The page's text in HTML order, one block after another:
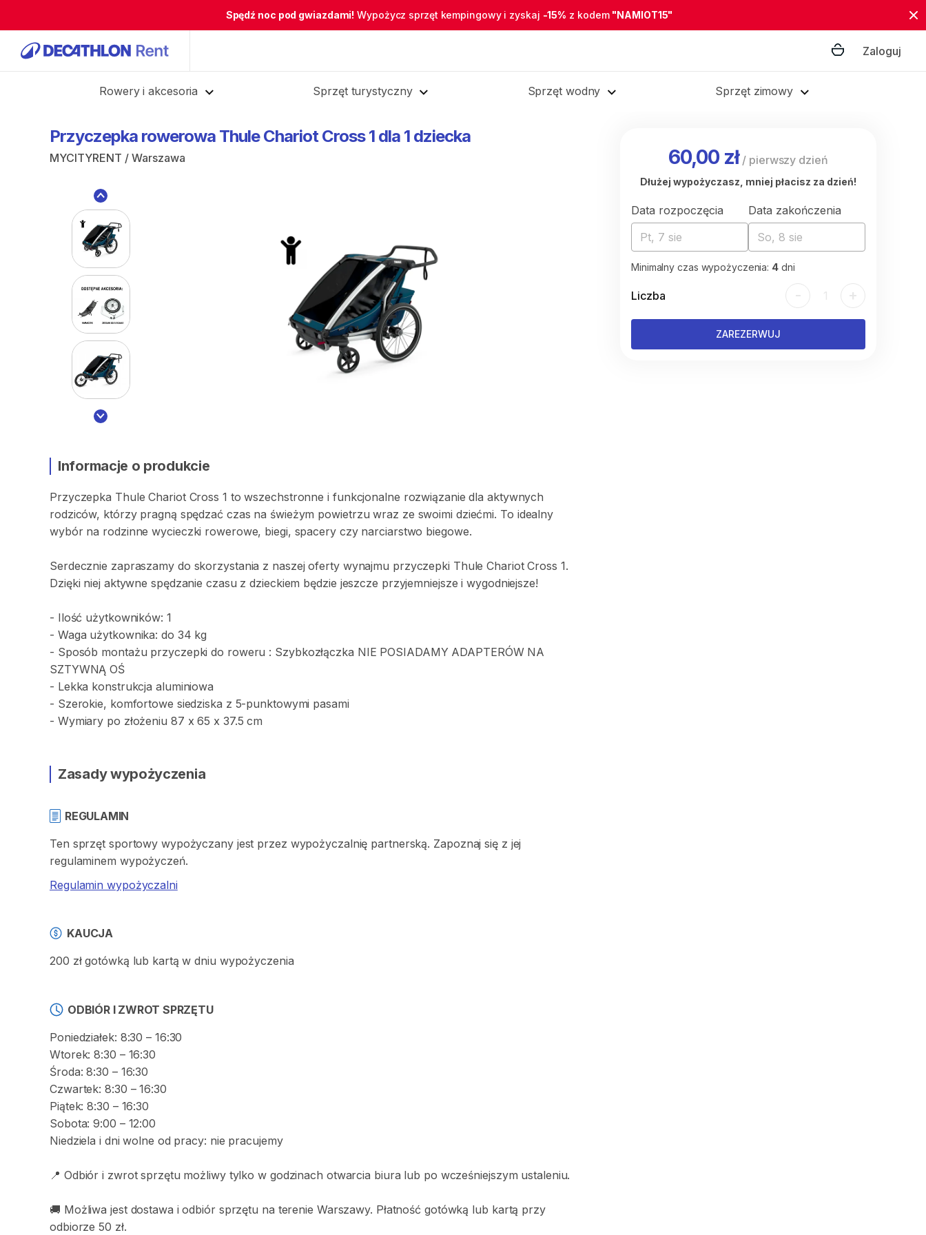
Spędź noc pod gwiazdami! Wypożycz sprzęt kempingowy i zyskaj -15% z kodem "NAMIOT15"
Zaloguj
Rowery i akcesoria Sprzęt turystyczny Sprzęt wodny Sprzęt zimowy
Przyczepka rowerowa Thule Chariot Cross 1 dla 1 dziecka
MYCITYRENT / Warszawa
Informacje o produkcie
Przyczepka Thule Chariot Cross 1 to wszechstronne i funkcjonalne rozwiązanie dla aktywnych
rodziców​,​ którzy pragną spędzać czas na świeżym powietrzu wraz ze swoimi dziećmi. To idealny
wybór na rodzinne wycieczki rowerowe​,​ biegi​,​ spacery czy narciarstwo biegowe.
Serdecznie zapraszamy do skorzystania z naszej oferty wynajmu przyczepki Thule Chariot Cross 1.
Dzięki niej aktywne spędzanie czasu z dzieckiem będzie jeszcze przyjemniejsze i wygodniejsze!
- Ilość użytkowników: 1
- Waga użytkownika: do 34 kg
- Sposób montażu przyczepki do roweru : Szybkozłączka NIE POSIADAMY ADAPTERÓW NA
SZTYWNĄ OŚ
- Lekka konstrukcja aluminiowa
- Szerokie​,​ komfortowe siedziska z 5-punktowymi pasami
- Wymiary po złożeniu 87 x 65 x 37.5 cm
Zasady wypożyczenia
REGULAMIN
Ten sprzęt sportowy wypożyczany jest przez wypożyczalnię partnerską. Zapoznaj się z jej
regulaminem wypożyczeń.
Regulamin wypożyczalni
KAUCJA
200 zł gotówką lub kartą w dniu wypożyczenia
ODBIÓR I ZWROT SPRZĘTU
Poniedziałek: 8:30 – 16:30
Wtorek: 8:30 – 16:30
Środa: 8:30 – 16:30
Czwartek: 8:30 – 16:30
Piątek: 8:30 – 16:30
Sobota: 9:00 – 12:00
Niedziela i dni wolne od pracy: nie pracujemy
📍 Odbiór i zwrot sprzętu możliwy tylko w godzinach otwarcia biura lub po wcześniejszym ustaleniu.
🚚 Możliwa jest dostawa i odbiór sprzętu na terenie Warszawy. Płatność gotówką lub kartą przy
odbiorze 50 zł.
60,00 zł/ pierwszy dzień
Dłużej wypożyczasz, mniej płacisz za dzień!
Data rozpoczęcia
Pt, 7 sie
Data zakończenia
So, 8 sie
Minimalny czas wypożyczenia: 4 dni
Liczba - 1 +
ZAREZERWUJ